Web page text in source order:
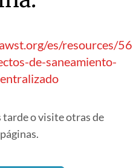
es/resources/
de-saneamiento-
o visite otras de